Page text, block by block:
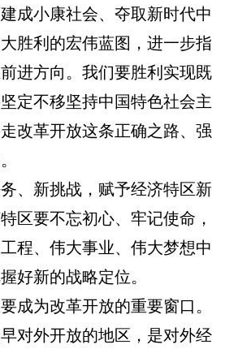
成小康社会、夺取新时代中
胜利的宏伟蓝图，进一步指
进方向。我们要胜利实现既
定不移坚持中国特色社会主
改革开放这条正确之路、强
新挑战，赋予经济特区新
区要不忘初心、牢记使命，
程、伟大事业、伟大梦想中
好新的战略定位。
为改革开放的重要窗口。
对外开放的地区，是对外经